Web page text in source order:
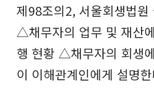
제98조의2, 서울회생법
△채무자의 업무 및 재산
행 현황 △채무자의 회생
이 이해관계인에게 설명